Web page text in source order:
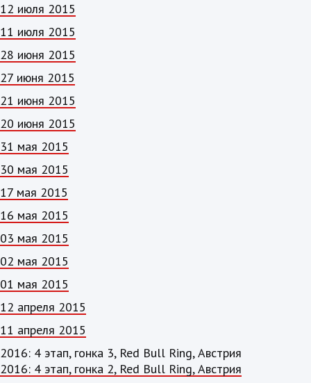
12 июля 2015
11 июля 2015
28 июня 2015
27 июня 2015
21 июня 2015
20 июня 2015
31 мая 2015
30 мая 2015
17 мая 2015
16 мая 2015
03 мая 2015
02 мая 2015
01 мая 2015
12 апреля 2015
11 апреля 2015
2016: 4 этап, гонка 3, Red Bull Ring, Австрия
2016: 4 этап, гонка 2, Red Bull Ring, Австрия